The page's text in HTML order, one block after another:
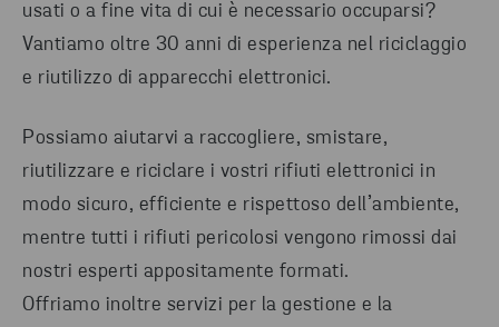
usati o a fine vita di cui è necessario occuparsi?
Vantiamo oltre 30 anni di esperienza nel riciclaggio
e riutilizzo di apparecchi elettronici.
Possiamo aiutarvi a raccogliere, smistare,
riutilizzare e riciclare i vostri rifiuti elettronici in
modo sicuro, efficiente e rispettoso dell’ambiente,
mentre tutti i rifiuti pericolosi vengono rimossi dai
nostri esperti appositamente formati.
Offriamo inoltre servizi per la gestione e la